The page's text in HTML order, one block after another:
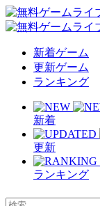
新着ゲーム
更新ゲーム
ランキング
新着
更新
ランキング